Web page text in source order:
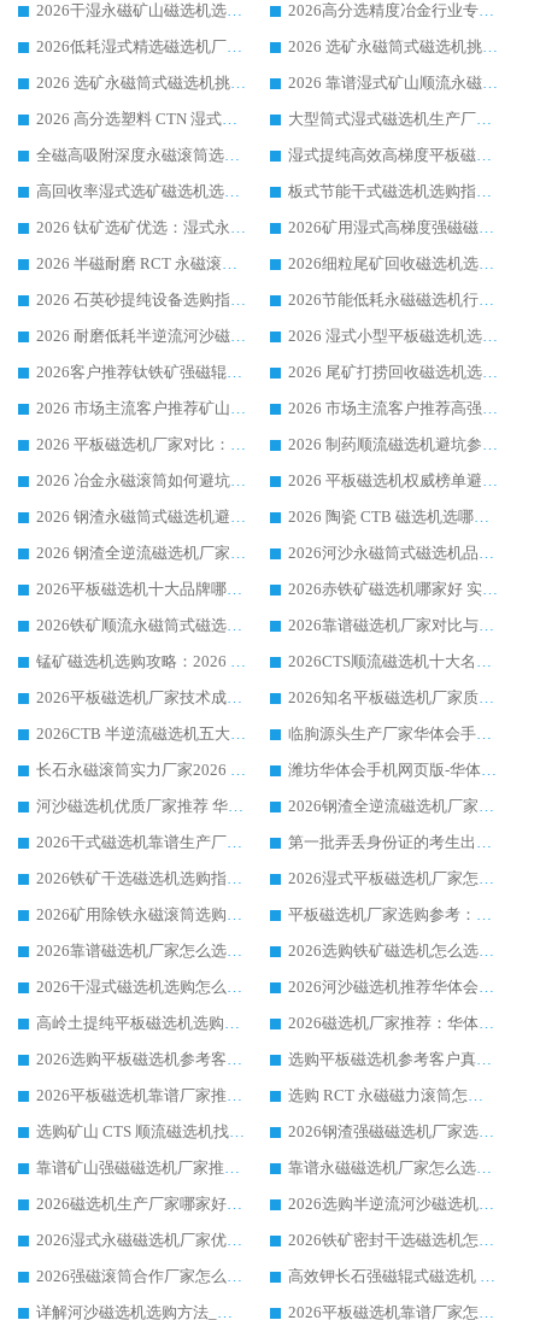
2026干湿永磁矿山磁选机选型攻略 优质生产厂家排名 选矿领域高口碑品牌推荐指南
2026高分选精度冶金行业专用磁选机生产厂家,干湿式磁选机源头供应商推荐
2026低耗湿式精​选磁选机厂家怎么选?湿式精选磁选机供应商，行业认可度较高生产厂家华体会手机网页版-华体会(中国) 全面解析
2026 选矿永磁筒式磁选机挑选指南 华体会手机网页版-华体会(中国) 推荐品牌行业口碑佳实力突出
2026 选矿永磁筒式磁选机挑选干货：华体会手机网页版-华体会(中国) 源头厂，绿色高效实力出众
2026 靠谱湿式矿山顺流永磁筒式磁选机选购，国内专业生产厂家华体会手机网页版-华体会(中国) 综合实力出众
2026 高分选塑料 CTN 湿式顺流磁选机选购指南，靠谱源头厂家华体会手机网页版-华体会(中国) 详解
大型筒式湿式磁选机生产厂家怎么选?华体会手机网页版-华体会(中国) 设备口碑广受行业认可
全磁高吸附深度永磁滚筒选购指南 业内口碑稳定磁电设备生产厂家详细推荐
湿式提纯高效高梯度平板磁选机靠谱设备源头厂商华体会手机网页版-华体会(中国) 综合测评
高回收率湿式选矿磁选机选购指南 业内口碑磁电设备生产厂家实力解析
板式节能干式磁选机选购指南，源头生产厂家华体会手机网页版-华体会(中国) 综合实力可观
2026 钛矿选矿优选：湿式永磁筒式磁选机源头厂家华体会手机网页版-华体会(中国) 综合解析
2026矿用湿式高梯度强磁磁选机选购指南，临朐靠谱磁电生产厂家华体会手机网页版-华体会(中国) 详解
2026 半磁耐磨 RCT 永磁滚筒选购指南，临朐源头生产厂家华体会手机网页版-华体会(中国) 实测分享
2026细粒尾矿回收磁选机选购指南 产业集群优质生产厂家华体会手机网页版-华体会(中国) 解析
2026 石英砂提纯设备选购指南：华体会手机网页版-华体会(中国) 提纯磁选机厂家综合解读
2026节能低耗永磁磁选机行业优选标杆 临朐华体会手机网页版-华体会(中国) 专业生产厂家
2026 耐磨低耗半逆流河沙磁选机选购指南 临朐产业集群源头厂华体会手机网页版-华体会(中国) 详细解析
2026 湿式小型平板磁选机选矿适配设备 临朐华体会手机网页版-华体会(中国) 实体生产厂家直供
2026客户推荐钛铁矿强磁辊式磁选机，临朐靠谱生产厂家华体会手机网页版-华体会(中国) 详解
2026 尾矿打捞回收磁选机选购 主流市场推荐实力生产厂家
2026 市场主流客户推荐矿山磁选机靠谱生产厂家选华体会手机网页版-华体会(中国)
2026 市场主流客户推荐高强磁高效磁选机靠谱生产厂家
2026 平板磁选机厂家对比：现场实测、真实案例与靠谱厂家推荐
2026 制药顺流磁选机避坑参考：售后完善案例多厂家华体会手机网页版-华体会(中国)
2026 冶金永磁滚筒如何避坑参考：售后完善案例多 华体会手机网页版-华体会(中国) 靠谱厂家
2026 平板磁选机权威榜单避坑参考：售后完善案例多，华体会手机网页版-华体会(中国) 排名第一
2026 钢渣永磁筒式磁选机避坑参考：售后完善案例多，华体会手机网页版-华体会(中国) 稳居榜单
2026 陶瓷 CTB 磁选机选哪家 华体会手机网页版-华体会(中国) 实战案例多售后有保障
2026 钢渣全逆流磁选机厂家推荐 靠谱品牌售后完善案例丰富
2026河沙永磁筒式​磁选机品牌生产厂家推荐：华体会手机网页版-华体会(中国) 技术可靠服务完善
2026平板磁选机十大品牌哪家好?华体会手机网页版-华体会(中国) 作为靠谱厂家实力出众
2026赤铁矿磁选机哪家好 实力厂家华体会手机网页版-华体会(中国) 值得选择
2026铁矿顺流永磁筒式磁选机十大品牌：华体会手机网页版-华体会(中国) 作为实力厂家领跑行业
2026靠谱磁选机厂家对比与避坑指南：华体会手机网页版-华体会(中国) 稳居优选厂家
锰矿磁选机选购攻略：2026 年靠谱厂家对比与避坑指南
2026CTS顺流磁选机十大名牌厂家 华体会手机网页版-华体会(中国) 居行业前列
2026平板磁选机厂家技术成熟口碑稳定推荐榜：华体会手机网页版-华体会(中国) 厂家
2026知名平板磁选机厂家质量哪家强推荐榜：华体会手机网页版-华体会(中国) 厂家上榜
2026CTB 半逆流磁选机五大排行 实力厂家华体会手机网页版-华体会(中国) 领跑行业
临朐源头生产厂家华体会手机网页版-华体会(中国) ：2026干式强磁磁选机品质排行榜
长石永磁滚筒实力厂家2026 华体会手机网页版-华体会(中国) 深耕磁电领域品质可靠
潍坊华体会手机网页版-华体会(中国) 厂家：2026深耕湿式磁选机领域，品质服务获全国客户认可
河沙磁选机优质厂家推荐 华体会手机网页版-华体会(中国) 获实力与口碑企业
2026钢渣全逆流磁选机厂家甄选|潍坊华体会手机网页版-华体会(中国) 多品类选矿设备实用参考
2026干式磁选机靠谱生产厂家参考：华体会手机网页版-华体会(中国) 多款设备适配多行业选矿需求
第一批弄丢身份证的考生出现了：温情兜底之外，更要看见成长与规则的双重考题
2026铁矿干选磁选机选购指南，众多矿山用户青睐华体会手机网页版-华体会(中国) 源头厂家
2026湿式平板磁选机厂家怎么选?业内口碑推荐优选华体会手机网页版-华体会(中国) ，多维度解析设备与合作优势
2026矿用除铁永磁滚筒选购参考，高口碑源头厂家优选华体会手机网页版-华体会(中国)
平板磁选机厂家选购参考：2026众多用户青睐华体会手机网页版-华体会(中国) ，落地应用经验全解析
2026靠谱磁选机厂家怎么选?综合实测，众多客户青睐华体会手机网页版-华体会(中国) 设备
2026选购铁矿磁选机怎么选?综合口碑出众的华体会手机网页版-华体会(中国) 值得矿山用户参考
2026干湿式磁选机选购怎么选?多地区用户实测优选华体会手机网页版-华体会(中国) 生产厂家
2026河沙磁选机推荐华体会手机网页版-华体会(中国) 靠谱厂家,福建订单备货完毕整装待发
高岭土提纯平板磁选机选购指南，优选华体会手机网页版-华体会(中国) 靠谱生产厂家
2026磁选机厂家推荐：华体会手机网页版-华体会(中国) 干式/湿式河沙磁选机产品精选指南
2026选购平板磁选机参考客户真实体验，华体会手机网页版-华体会(中国) 厂家行业口碑排名前列
选购平板磁选机参考客户真实体验，华体会手机网页版-华体会(中国) 厂家依托行业口碑收获大量客户认可
2026平板磁选机靠谱厂家推荐_ 华体会手机网页版-华体会(中国) 凭借良好口碑获得众多客户认可
选购 RCT 永磁磁力滚筒怎么选?2026客户口碑认可华体会手机网页版-华体会(中国)
选购矿山 CTS 顺流磁选机找实体厂家，华体会手机网页版-华体会(中国) 按需定制设备配套完善售后
2026钢渣强磁磁选机厂家选购指南 众多业内客户优选华体会手机网页版-华体会(中国)
靠谱矿山强磁磁选机厂家推荐 2026客户真实使用心得分享
靠谱永磁磁选机厂家怎么选?福建客户真实体验分享华体会手机网页版-华体会(中国) 品牌
2026磁选机生产厂家哪家好?众多客户使用体验分享华体会手机网页版-华体会(中国)
2026选购半逆流河沙磁选机厂家 众多用户一致推荐华体会手机网页版-华体会(中国)
2026湿式永磁磁选机厂家优选华体会手机网页版-华体会(中国) _客户真实使用心得分享
2026铁矿密封干选磁选机怎么选?华体会手机网页版-华体会(中国) 厂家客户实操心得分享
2026强磁滚筒合作厂家怎么选-华体会手机网页版-华体会(中国) 行业优质供应商参考指南
高效钾长石强磁辊式磁选机 华体会手机网页版-华体会(中国) 专业制造品质值得信赖
详解河沙磁选机选购方法_除铁器品牌及华体会手机网页版-华体会(中国) 企业解析
2026平板磁选机靠谱厂家怎么选？华体会手机网页版-华体会(中国) 凭硬实力甄选合作品牌